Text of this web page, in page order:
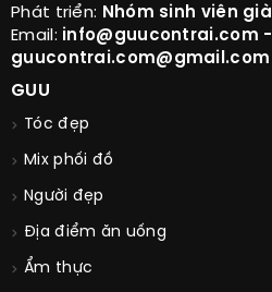
Phát triển: Nhóm sinh viên già
Email: info@guucontrai.com -
guucontrai.com@gmail.com
GUU
Tóc đẹp
Mix phối đồ
Người đẹp
Địa điểm ăn uống
Ẩm thực